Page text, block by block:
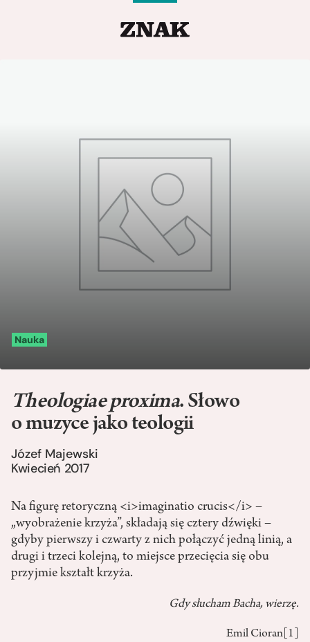
Nauka
Theologiae proxima. Słowo
o muzyce jako teologii
Józef Majewski
Kwiecień 2017
Na figurę retoryczną <i>imaginatio crucis</i> –
„wyobrażenie krzyża”, składają się cztery dźwięki –
gdyby pierwszy i czwarty z nich połączyć jedną linią, a
drugi i trzeci kolejną, to miejsce przecięcia się obu
przyjmie kształt krzyża.
Gdy słucham Bacha, wierzę.
Emil Cioran [1]